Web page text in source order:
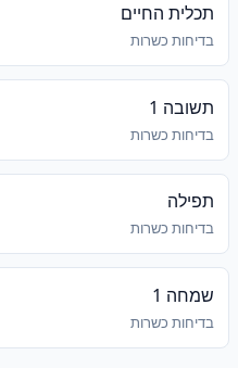
תכלית החיים
בדיחות כשרות
תשובה 1
בדיחות כשרות
תפילה
בדיחות כשרות
שמחה 1
בדיחות כשרות